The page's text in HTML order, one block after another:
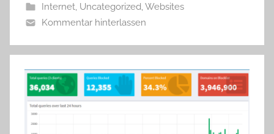
Internet, Uncategorized,Websites
Kommentar hinterlassen